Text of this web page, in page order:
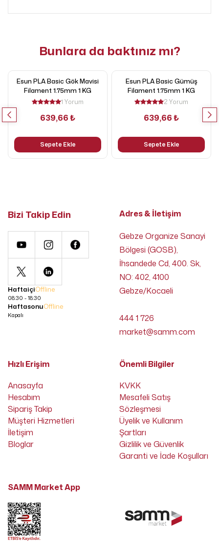
Bunlara da baktınız mı?
Esun PLA Basic Gök Mavisi
Filament 1.75mm 1 KG
1 Yorum
639,66 ₺
Sepete Ekle
Esun PLA Basic Gümüş
Filament 1.75mm 1 KG
2 Yorum
639,66 ₺
Sepete Ekle
Bizi Takip Edin
HaftaiçiOffline
08:30 - 18:30
HaftasonuOffline
Kapalı
Adres & İletişim
Gebze Organize Sanayi
Bölgesi (GOSB),
İhsandede Cd, 400. Sk,
NO: 402, 4100
Gebze/Kocaeli
444 1 726
market@samm.com
Hızlı Erişim
Anasayfa
Hesabım
Sipariş Takip
Müşteri Hizmetleri
İletişim
Bloglar
Önemli Bilgiler
KVKK
Mesafeli Satış
Sözleşmesi
Üyelik ve Kullanım
Şartları
Gizlilik ve Güvenlik
Garanti ve İade Koşulları
SAMM Market App